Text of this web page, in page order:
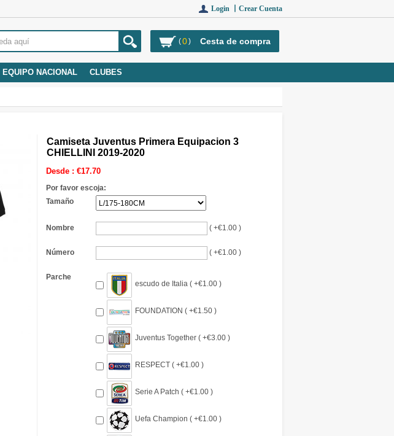
Login 丨 Crear Cuenta
(0) Cesta de compra
EQUIPO NACIONAL CLUBES
Camiseta Juventus Primera Equipacion 3
CHIELLINI 2019-2020
Desde : €17.70
Por favor escoja:
Tamaño
Nombre ( +€1.00 )
Número ( +€1.00 )
Parche
escudo de Italia ( +€1.00 )
FOUNDATION ( +€1.50 )
Juventus Together ( +€3.00 )
RESPECT ( +€1.00 )
Serie A Patch ( +€1.00 )
Uefa Champion ( +€1.00 )